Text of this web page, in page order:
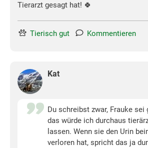
Tierarzt gesagt hat! 🍀
Tierisch gut Kommentieren
Kat
Du schreibst zwar, Frauke sei
das würde ich durchaus
lassen. Wenn sie den Urin
verloren hat, spricht das ja